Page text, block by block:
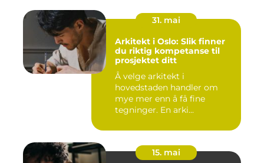
31. mai
Arkitekt i Oslo: Slik finner
du riktig kompetanse til
prosjektet ditt
Å velge arkitekt i
hovedstaden handler om
mye mer enn å få fine
tegninger. En arki...
15. mai